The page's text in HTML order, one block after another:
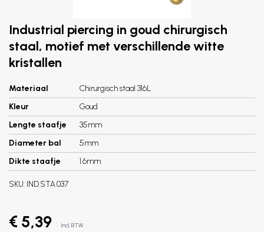
Industrial piercing in goud chirurgisch
staal, motief met verschillende witte
kristallen
Materiaal
Chirurgisch staal 316L
Kleur
Goud
Lengte staafje
35mm
Diameter bal
5mm
Dikte staafje
1.6mm
SKU: IND.STA.037
€ 5,39 Incl. BTW